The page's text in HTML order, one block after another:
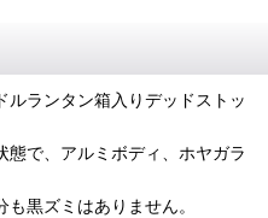
ルランタン箱入りデッドストッ
で、アルミボディ、ホヤガラ
黒ズミはありません。